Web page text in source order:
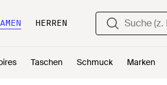
HERREN
Taschen Schmuck Marken